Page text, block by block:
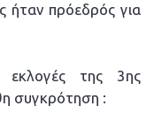
ήταν πρόεδρός για
της 3ης
συγκρότηση :